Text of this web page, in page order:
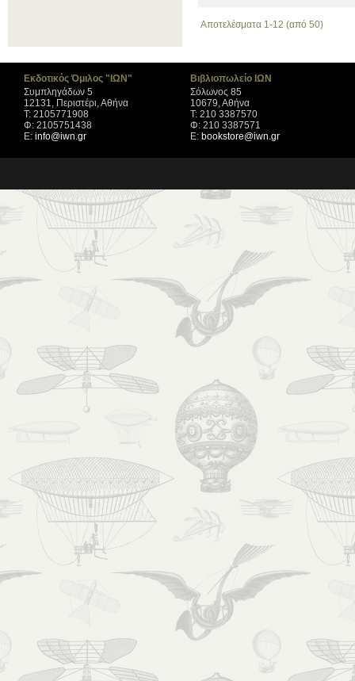
Αποτελέσματα 1-12 (από 50)
Εκδοτικός Όμιλος "ΙΩΝ"
Συμπληγάδων 5
12131, Περιστέρι, Αθήνα
Τ: 2105771908
Φ: 2105751438
Ε: info@iwn.gr
Βιβλιοπωλείο ΙΩΝ
Σόλωνος 85
10679, Αθήνα
Τ: 210 3387570
Φ: 210 3387571
Ε: bookstore@iwn.gr